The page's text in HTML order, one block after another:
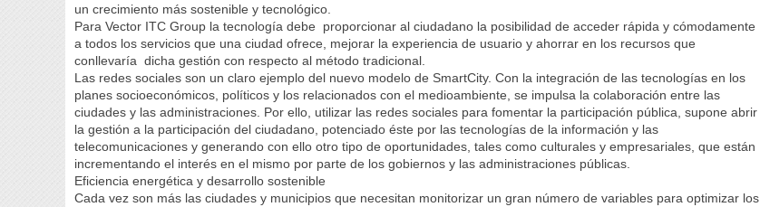
un crecimiento más sostenible y tecnológico.
Para Vector ITC Group la tecnología debe proporcionar al ciudadano la posibilidad de acceder rápida y cómodamente
a todos los servicios que una ciudad ofrece, mejorar la experiencia de usuario y ahorrar en los recursos que
conllevaría dicha gestión con respecto al método tradicional.
Las redes sociales son un claro ejemplo del nuevo modelo de SmartCity. Con la integración de las tecnologías en los
planes socioeconómicos, políticos y los relacionados con el medioambiente, se impulsa la colaboración entre las
ciudades y las administraciones. Por ello, utilizar las redes sociales para fomentar la participación pública, supone abrir
la gestión a la participación del ciudadano, potenciado éste por las tecnologías de la información y las
telecomunicaciones y generando con ello otro tipo de oportunidades, tales como culturales y empresariales, que están
incrementando el interés en el mismo por parte de los gobiernos y las administraciones públicas.
Eficiencia energética y desarrollo sostenible
Cada vez son más las ciudades y municipios que necesitan monitorizar un gran número de variables para optimizar los